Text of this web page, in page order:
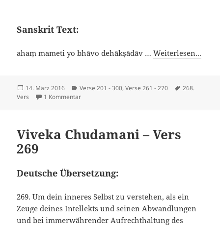
Sanskrit Text:
ahaṃ mameti yo bhāvo dehākṣādāv …Weiterlesen...
Veröffentlicht
am
14. März 2016 Kategorien
Verse 201 - 300,Verse 261 - 270 Schlagwörter
268.
Vers
1 Kommentarzu Viveka Chudamani – Vers 268
Viveka Chudamani – Vers
269
Deutsche Übersetzung:
269. Um dein inneres Selbst zu verstehen, als ein
Zeuge deines Intellekts und seinen Abwandlungen
und bei immerwährender Aufrechthaltung des